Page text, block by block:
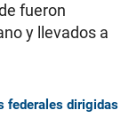
fueron
y llevados a
federales dirigidas